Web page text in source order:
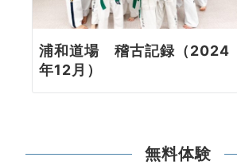
浦和道場 稽古記録（2024
年12月）
無料体験